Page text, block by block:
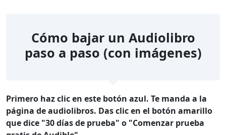
Cómo bajar un Audiolibro
paso a paso (con imágenes)
Primero haz clic en este botón azul. Te manda a la
página de audiolibros. Das clic en el botón amarillo
que dice "30 días de prueba" o "Comenzar prueba